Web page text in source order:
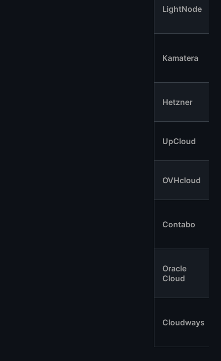
LightNode
Kamatera
Hetzner
UpCloud
OVHcloud
Contabo
Oracle
Cloud
Cloudways